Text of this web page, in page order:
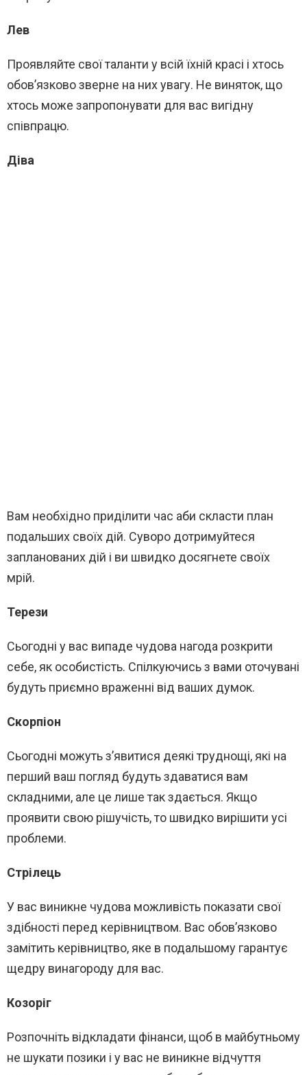
Лев
Проявляйте свої таланти у всій їхній красі і хтось
обов’язково зверне на них увагу. Не виняток, що
хтось може запропонувати для вас вигідну
співпрацю.
Діва
Вам необхідно приділити час аби скласти план
подальших своїх дій. Суворо дотримуйтеся
запланованих дій і ви швидко досягнете своїх
мрій.
Терези
Сьогодні у вас випаде чудова нагода розкрити
себе, як особистість. Спілкуючись з вами оточувані
будуть приємно враженні від ваших думок.
Скорпіон
Сьогодні можуть з’явитися деякі труднощі, які на
перший ваш погляд будуть здаватися вам
складними, але це лише так здається. Якщо
проявити свою рішучість, то швидко вирішити усі
проблеми.
Стрілець
У вас виникне чудова можливість показати свої
здібності перед керівництвом. Вас обов’язково
замітить керівництво, яке в подальшому гарантує
щедру винагороду для вас.
Козоріг
Розпочніть відкладати фінанси, щоб в майбутньому
не шукати позики і у вас не виникне відчуття